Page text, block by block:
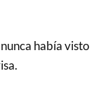
había visto